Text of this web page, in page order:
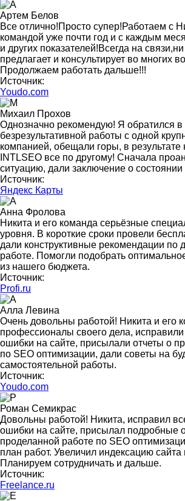
Артем Белов
Все отлично!Просто супер!Работаем с
командой уже почти год и с каждым
и других показателей!Всегда на
предлагает и консультирует во многих
Продолжаем работать дальше!!!
Источник:
Youdo.com
Михаил Прохов
Однозначно рекомендую! Я обратился в
безрезультативной работы с одной
компанией, обещали горы, в
INTLSEO все по другому! Сначала
ситуацию, дали заключение о состоянии
Источник:
Яндекс Карты
Анна Фролова
Никита и его команда серьёзные
уровня. В короткие сроки провели
дали конструктивные рекомендации по
работе. Помогли подобрать
из нашего бюджета.
Источник:
Profi.ru
Алла Левина
Очень довольны работой! Никита и его
профессионалы своего дела, исправили
ошибки на сайте, присылали отчеты о
по SEO оптимизации, дали советы на
самостоятельной работы.
Источник:
Youdo.com
Роман Семикрас
Довольны работой! Никита, исправил
ошибки на сайте, присылал подробные
проделанной работе по SEO
план работ. Увеличил индексацию сайта
Планируем сотрудничать и дальше.
Источник:
Freelance.ru